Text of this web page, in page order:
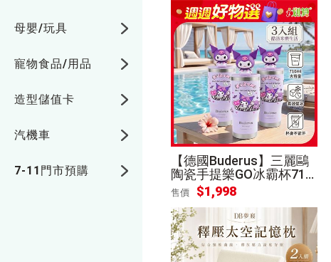
母嬰/玩具
寵物食品/用品
造型儲值卡
汽機車
7-11門市預購
【德國Buderus】三麗鷗
陶瓷手提樂GO冰霸杯710
ml_3入組(多款可選)
售價 $1,998